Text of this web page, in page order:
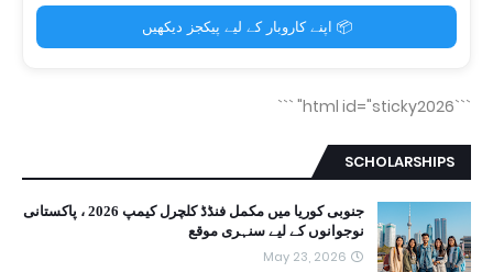
📦 اپنے کاروبار کے لیے پیکجز دیکھیں
```html id="sticky2026"
```
SCHOLARSHIPS
جنوبی کوریا میں مکمل فنڈڈ کلچرل کیمپ 2026 ، پاکستانی
نوجوانوں کے لیے سنہری موقع
May 23, 2026